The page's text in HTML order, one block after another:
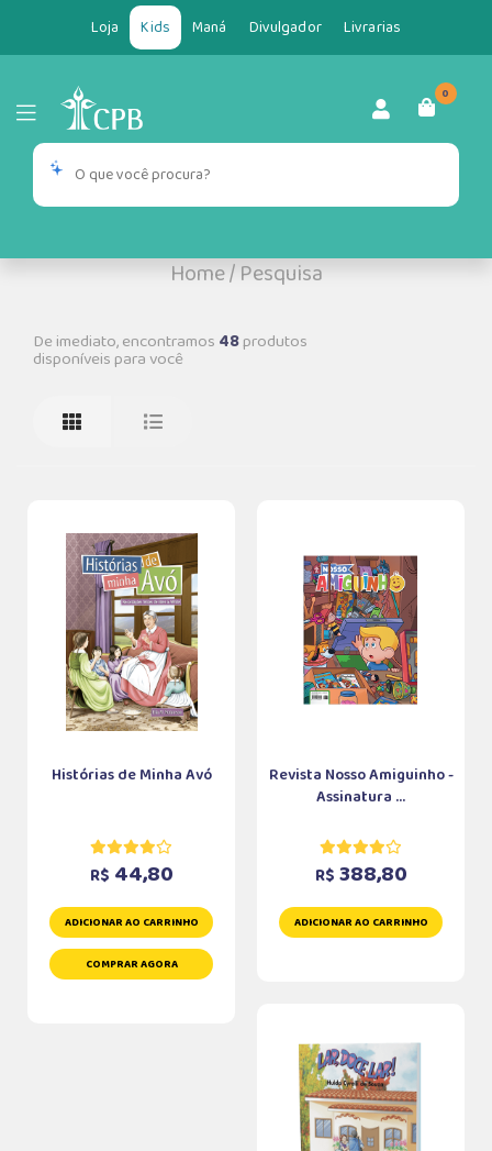
Loja Kids Maná Divulgador Livrarias
0
Home/Pesquisa
De imediato, encontramos 48produtos
disponíveis para você
Histórias de Minha Avó
R$ 44,80
ADICIONAR AO CARRINHO
COMPRAR AGORA
Revista Nosso Amiguinho -
Assinatura ...
R$ 388,80
ADICIONAR AO CARRINHO